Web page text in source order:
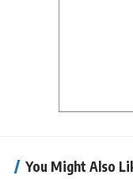
You Might Also